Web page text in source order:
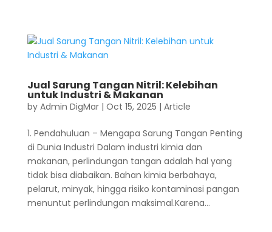
Jual Sarung Tangan Nitril: Kelebihan
untuk Industri & Makanan
by Admin DigMar| Oct 15, 2025 | Article
1. Pendahuluan – Mengapa Sarung Tangan Penting
di Dunia Industri Dalam industri kimia dan
makanan, perlindungan tangan adalah hal yang
tidak bisa diabaikan. Bahan kimia berbahaya,
pelarut, minyak, hingga risiko kontaminasi pangan
menuntut perlindungan maksimal.Karena...